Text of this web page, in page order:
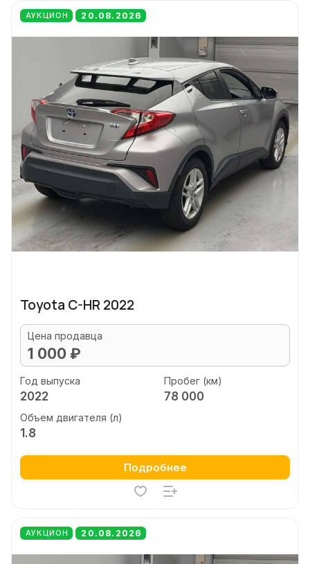
АУКЦИОН 20.08.2026
Toyota C-HR 2022
Цена продавца
1 000 ₽
Год выпуска
2022
Пробег (км)
78 000
Объем двигателя (л)
1.8
Подробнее
АУКЦИОН 20.08.2026